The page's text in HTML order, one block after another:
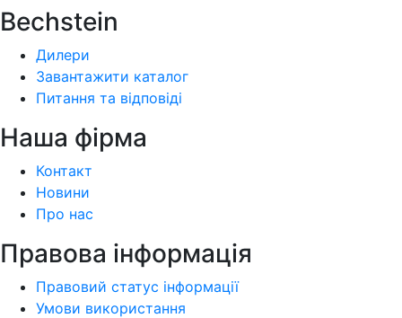
Bechstein
Дилери
Завантажити каталог
Питання та відповіді
Наша фiрма
Контакт
Новини
Про нас
Правова інформація
Правовий статус інформації
Умови використання